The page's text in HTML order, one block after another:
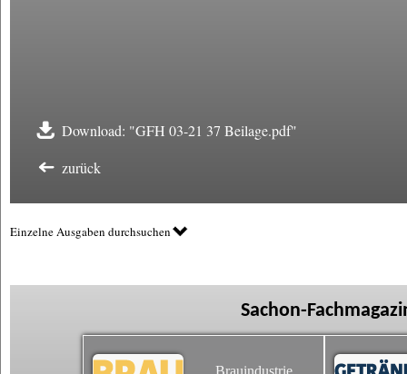
Download: "GFH 03-21 37 Beilage.pdf"
zurück
Einzelne Ausgaben durchsuchen
Sachon-
Brauindustrie